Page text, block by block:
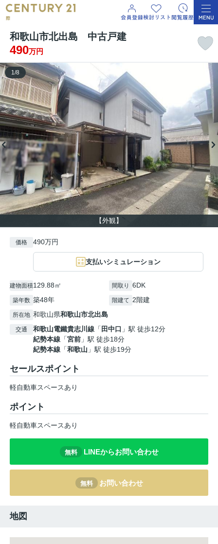
和歌山市北出島 中古戸建
490万円
【外観】
1/8
価格 490万円
支払いシミュレーション
建物面積129.88㎡ 間取り 6DK
築年数 築48年 階建て 2階建
所在地 和歌山県和歌山市北出島
交通 和歌山電鐵貴志川線 「 田中口 」駅 徒歩12分
紀勢本線 「宮前 」駅 徒歩18分
紀勢本線 「和歌山 」駅 徒歩19分
セールスポイント
軽自動車スペースあり
ポイント
軽自動車スペースあり
無料 LINEからお問い合わせ
無料 お問い合わせ
地図